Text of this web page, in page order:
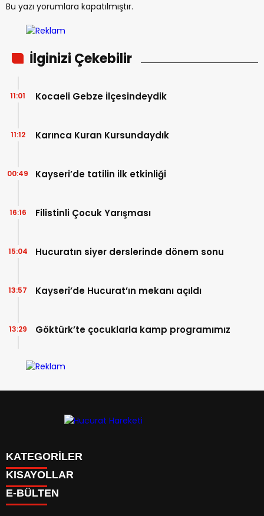
Bu yazı yorumlara kapatılmıştır.
İlginizi Çekebilir
Kocaeli Gebze İlçesindeydik
11:01
Karınca Kuran Kursundaydık
11:12
Kayseri’de tatilin ilk etkinliği
00:49
Filistinli Çocuk Yarışması
16:16
Hucuratın siyer derslerinde dönem sonu
15:04
Kayseri’de Hucurat’ın mekanı açıldı
13:57
Göktürk’te çocuklarla kamp programımız
13:29
KATEGORİLER
Anasayfa
Kudüs Çocuk Atölyesi
KISAYOLLAR
HAKKIMIZDA
E-BÜLTEN